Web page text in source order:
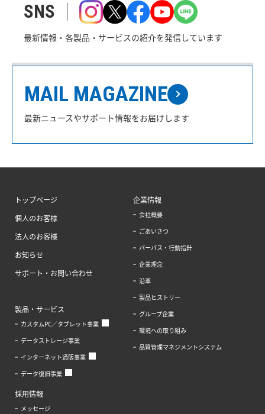
SNS
最新情報・各製品・サービスの紹介を発信しています
MAIL MAGAZINE
最新ニュースやサポート情報をお届けします
トップページ
個人のお客様
法人のお客様
お知らせ
サポート・お問い合わせ
製品・サービス
カスタムPC／タブレット事業
データストレージ事業
インターネット通販事業
データ復旧事業
企業情報
会社概要
ごあいさつ
パーパス・行動指針
企業理念
沿革
製品ヒストリー
グループ企業
環境への取り組み
品質管理マネジメントシステム
採用情報
メッセージ